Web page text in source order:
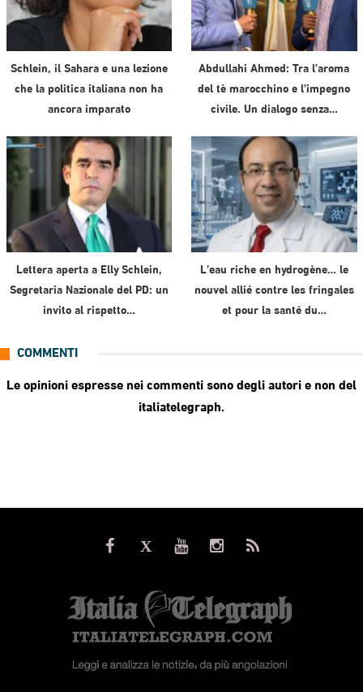
Schlein, il Sahara e una lezione
che la politica italiana non ha
ancora imparato
Abdullahi Ahmed: Tra l’aroma
del tè marocchino e l’impegno
civile. Un dialogo senza…
Lettera aperta a Elly Schlein,
Segretaria Nazionale del PD: un
invito al rispetto…
L’eau riche en hydrogène… le
nouvel allié contre les fringales
et pour la santé du…
COMMENTI
Le opinioni espresse nei commenti sono degli autori e non del
italiatelegraph.